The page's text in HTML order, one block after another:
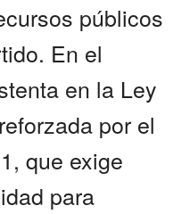
públicos
En el
en la Ley
por el
que exige
para